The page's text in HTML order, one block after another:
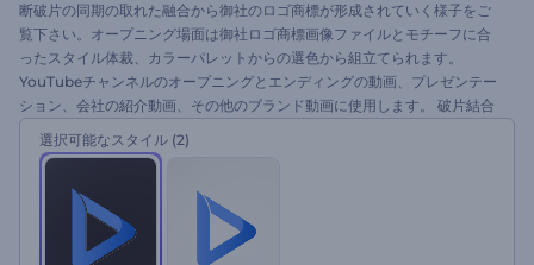
断破片の同期の取れた融合から御社のロゴ商標が形成されていく様子をご
覧下さい。オープニング場面は御社ロゴ商標画像ファイルとモチーフに合
ったスタイル体裁、カラーパレットからの選色から組立てられます。
YouTubeチャンネルのオープニングとエンディングの動画、プレゼンテー
ション、会社の紹介動画、その他のブランド動画に使用します。 破片結合
ロゴ動画ソフトで動画制作案件をさらっとした場面から始めてみてくださ
い。
選択可能なスタイル (2)